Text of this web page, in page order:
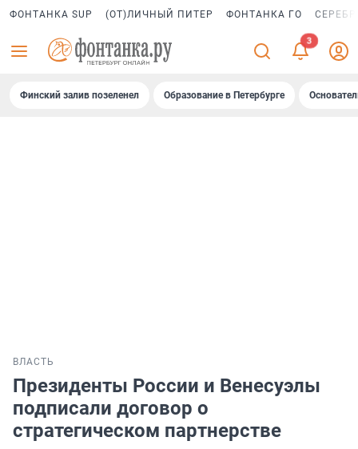
ФОНТАНКА SUP (ОТ)ЛИЧНЫЙ ПИТЕР ФОНТАНКА ГО
Финский залив позеленел Образование в Петербурге
ВЛАСТЬ
Президенты России и Венесуэлы
подписали договор о
стратегическом партнерстве